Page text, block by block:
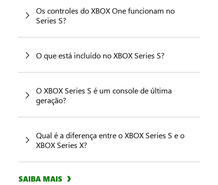
Os controles do XBOX One funcionam no
Series S?
O que está incluído no XBOX Series S?
O XBOX Series S é um console de última
geração?
Qual é a diferença entre o XBOX Series S e o
XBOX Series X?
SAIBA MAIS